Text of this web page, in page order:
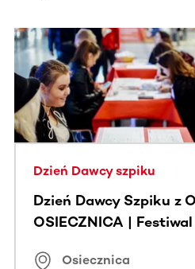
Ta sekcja zawiera treści
Dzień Dawcy szpiku
Dzień Dawcy Szpiku z
OSIECZNICA |
Osiecznica